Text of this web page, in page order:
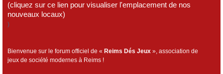
(cliquez sur ce lien pour visualiser l'emplacement de nos
nouveaux locaux)
)
Bienvenue sur le forum officiel de « Reims Dés Jeux », association de
jeux de société modernes à Reims !